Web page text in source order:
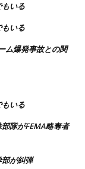
いる
いる
ム爆発事故との関
いる
隊がFEMA略奪者
が糾弾